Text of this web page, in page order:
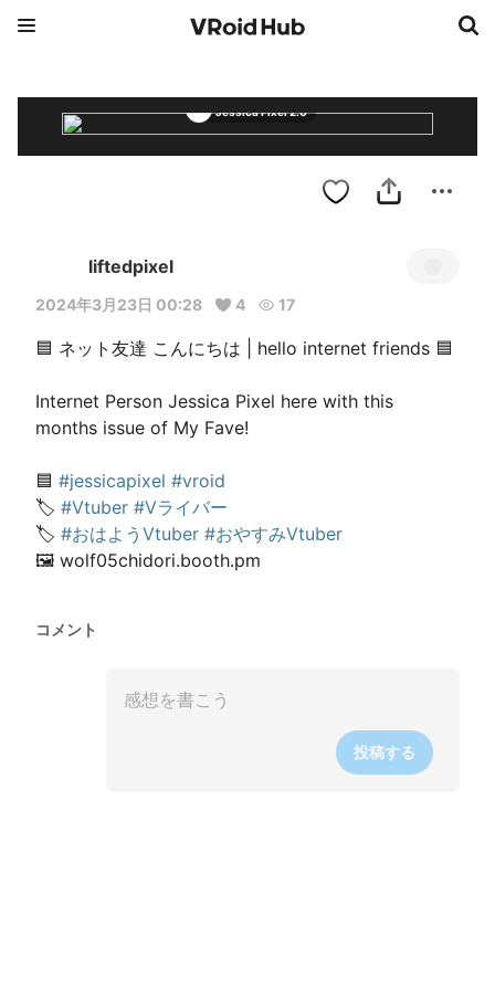
Jessica Pixel 2.0
liftedpixel
2024年3月23日 00:28 4 17
🟦 ネット友達 こんにちは | hello internet friends 🟦
Internet Person Jessica Pixel here with this
months issue of My Fave!
🟦 #jessicapixel #vroid
🏷️ #Vtuber #Vライバー
🏷️ #おはようVtuber #おやすみVtuber
🖼️ wolf05chidori.booth.pm
コメント
投稿する